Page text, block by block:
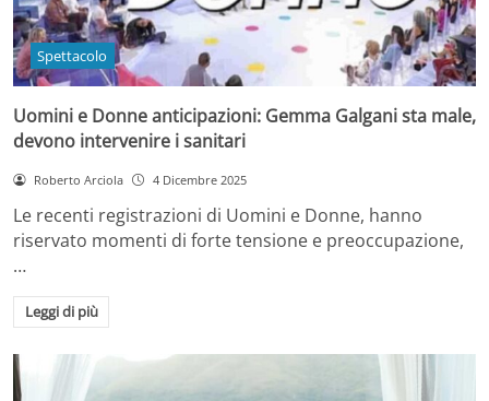
Spettacolo
Uomini e Donne anticipazioni: Gemma Galgani sta male,
devono intervenire i sanitari
Roberto Arciola 4 Dicembre 2025
Le recenti registrazioni di Uomini e Donne, hanno
riservato momenti di forte tensione e preoccupazione,
…
Leggi di più